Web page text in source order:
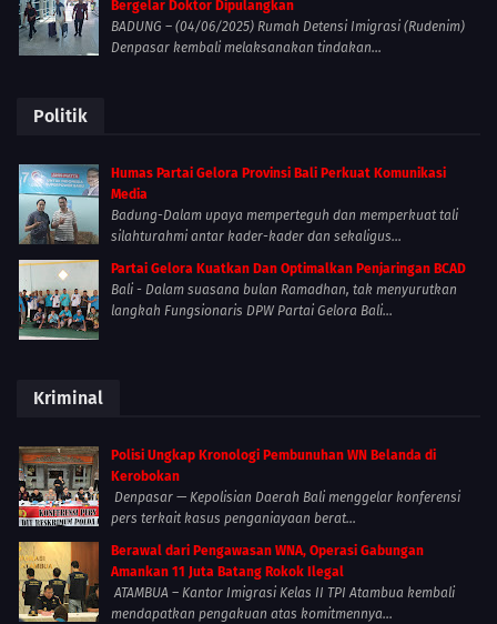
Bergelar Doktor Dipulangkan
BADUNG – (04/06/2025) Rumah Detensi Imigrasi (Rudenim)
Denpasar kembali melaksanakan tindakan...
Politik
Humas Partai Gelora Provinsi Bali Perkuat Komunikasi
Media
Badung-Dalam upaya memperteguh dan memperkuat tali
silahturahmi antar kader-kader dan sekaligus...
Partai Gelora Kuatkan Dan Optimalkan Penjaringan BCAD
Bali - Dalam suasana bulan Ramadhan, tak menyurutkan
langkah Fungsionaris DPW Partai Gelora Bali...
Kriminal
Polisi Ungkap Kronologi Pembunuhan WN Belanda di
Kerobokan
Denpasar — Kepolisian Daerah Bali menggelar konferensi
pers terkait kasus penganiayaan berat...
Berawal dari Pengawasan WNA, Operasi Gabungan
Amankan 11 Juta Batang Rokok Ilegal
ATAMBUA – Kantor Imigrasi Kelas II TPI Atambua kembali
mendapatkan pengakuan atas komitmennya...